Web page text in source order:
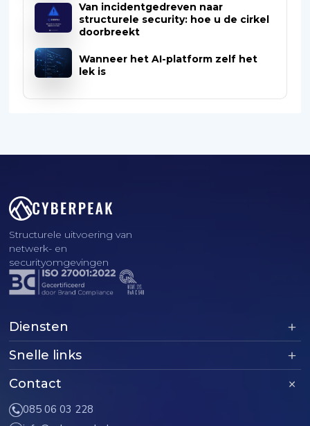
Van incidentgedreven naar
structurele security: hoe u de cirkel
doorbreekt
Wanneer het AI-platform zelf het
lek is
Structurele uitvoering van
netwerk- en
securityomgevingen
Diensten
Snelle links
Contact
085 06 03 228